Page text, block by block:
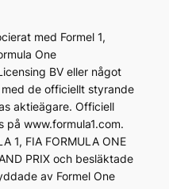
med Formel 1,
One
BV eller något
de officiellt styrande
aktieägare. Officiell
på www.formula1.com.
1, FIA FORMULA ONE
PRIX och besläktade
av Formel One